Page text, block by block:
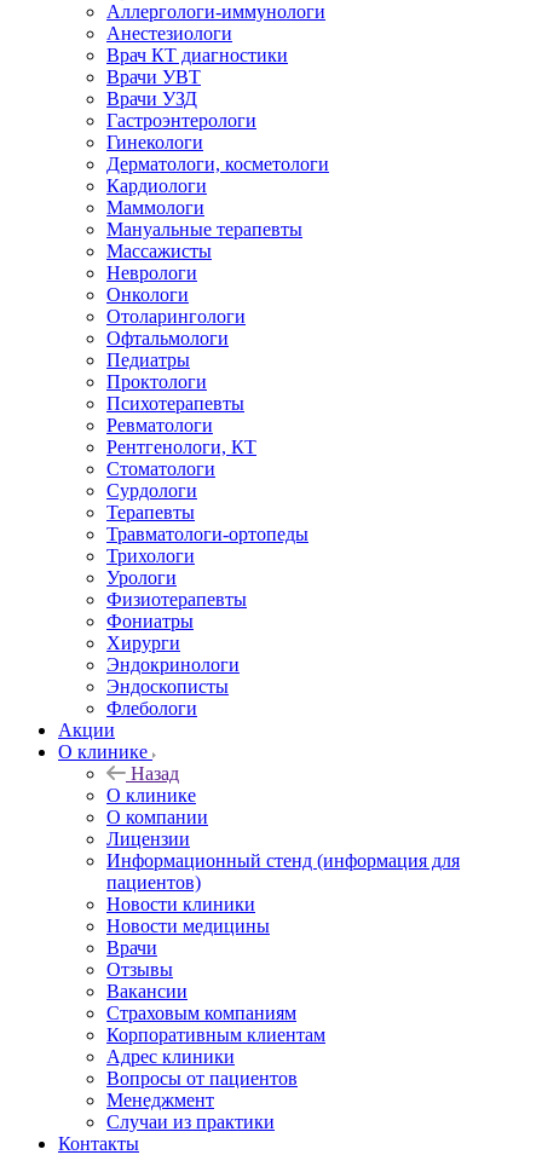
Аллергологи-иммунологи
Анестезиологи
Врач КТ диагностики
Врачи УВТ
Врачи УЗД
Гастроэнтерологи
Гинекологи
Дерматологи, косметологи
Кардиологи
Маммологи
Мануальные терапевты
Массажисты
Неврологи
Онкологи
Отоларингологи
Офтальмологи
Педиатры
Проктологи
Психотерапевты
Ревматологи
Рентгенологи, КТ
Стоматологи
Сурдологи
Терапевты
Травматологи-ортопеды
Трихологи
Урологи
Физиотерапевты
Фониатры
Хирурги
Эндокринологи
Эндоскописты
Флебологи
Акции
О клинике
Назад
О клинике
О компании
Лицензии
Информационный стенд (информация для
пациентов)
Новости клиники
Новости медицины
Врачи
Отзывы
Вакансии
Страховым компаниям
Корпоративным клиентам
Адрес клиники
Вопросы от пациентов
Менеджмент
Случаи из практики
Контакты